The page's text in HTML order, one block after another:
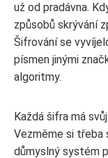
už od pradávna.
způsobů skrývání
Šifrování se
písmen jinými
algoritmy.
Každá šifra má
Vezměme si třeba
důmyslný systém